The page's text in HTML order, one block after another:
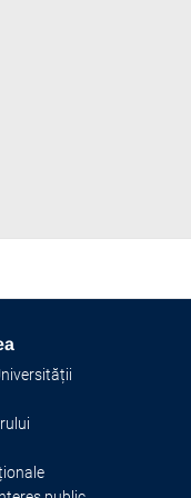
europene-u23-cp